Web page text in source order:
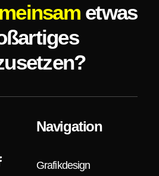
etwas
Navigation
Grafikdesign